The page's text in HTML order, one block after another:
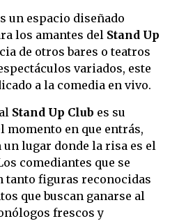
un espacio diseñado
los amantes del Stand Up
de otros bares o teatros
variados, este
a la comedia en vivo.
Stand Up Club es su
momento en que entrás,
un lugar donde la risa es el
comediantes que se
tanto figuras reconocidas
que buscan ganarse al
frescos y